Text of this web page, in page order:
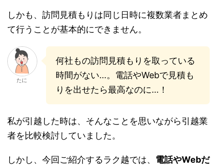
しかも、訪問見積もりは同じ日時に複数業者まとめ
て行うことが基本的にできません。
たに
何社もの訪問見積もりを取っている
時間がない…。電話やWebで見積も
りを出せたら最高なのに…！
私が引越した時は、そんなことを思いながら引越業
者を比較検討していました。
しかし、今回ご紹介するラク越では、 電話やWebだ